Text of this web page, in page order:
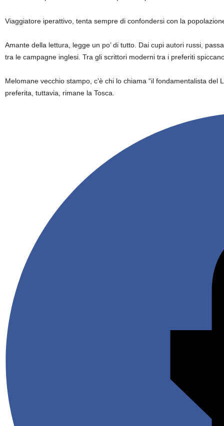
Viaggiatore iperattivo, tenta sempre di confondersi con la
Amante della lettura, legge un po’ di tutto. Dai cupi autori russi,
tra le campagne inglesi. Tra gli scrittori moderni tra i preferiti
Melomane vecchio stampo, c’è chi lo chiama “il fondamentalista
preferita, tuttavia, rimane la Tosca.